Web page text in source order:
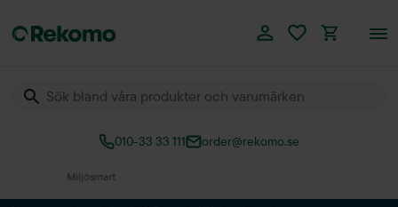
010-33 33 111 order@rekomo.se